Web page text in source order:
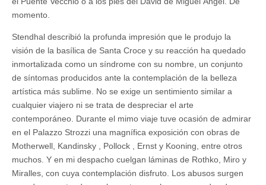
momento.
Stendhal describió la profunda impresión que le produjo la
visión de la basílica de Santa Croce y su reacción ha quedado
inmortalizada como un síndrome con su nombre, un conjunto
de síntomas producidos ante la contemplación de la belleza
artística más sublime. No se exige un sentimiento similar a
cualquier viajero ni se trata de despreciar el arte
contemporáneo. Durante el mimo viaje tuve ocasión de admirar
en el Palazzo Strozzi una magnífica exposición con obras de
Motherwell, Kandinsky , Pollock , Ernst y Kooning, entre otros
muchos. Y en mi despacho cuelgan láminas de Rothko, Miro y
Miralles, con cuya contemplación disfruto. Los abusos surgen